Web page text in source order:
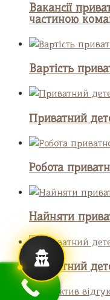
Вакансії
частиною
Вартість
Приватний
Робота
Найняти
Приватний